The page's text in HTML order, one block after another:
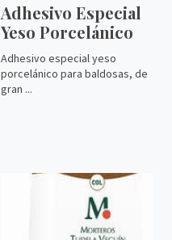
Adhesivo Especial
Yeso Porcelánico
Adhesivo especial yeso
porcelánico para baldosas, de
gran ...